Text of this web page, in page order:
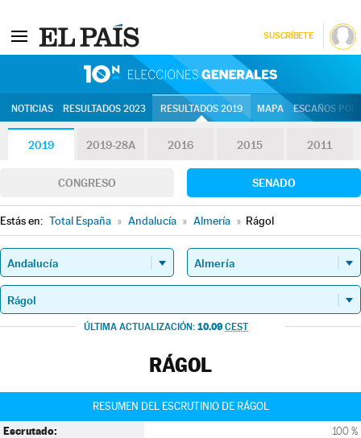
SUSCRÍBETE
NOTICIAS RESULTADOS 2023 RESULTADOS 2019 MAPA ESCAÑOS
2019 2019-28A 2016 2015 2011
CONGRESO SENADO
Estás en: Total España » Andalucía » Almería » Rágol
ÚLTIMA ACTUALIZACIÓN: 10.09 CEST
RÁGOL
RESUMEN DEL ESCRUTINIO DE RÁGOL
Escrutado: 100 %